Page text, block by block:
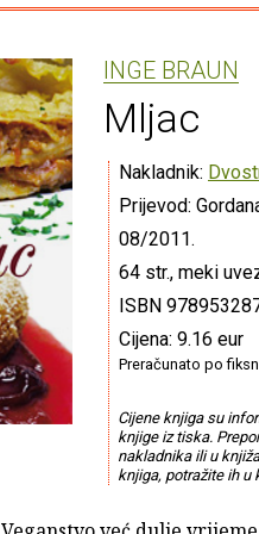
INGE BRAUN
Mljac
Nakladnik:
Prijevod:
08/2011.
64 str., meki
ISBN
Cijena: 9.16 eur
Preračunato po
Cijene knjiga su
knjige iz tiska.
nakladnika ili u
knjiga, potražite ih u